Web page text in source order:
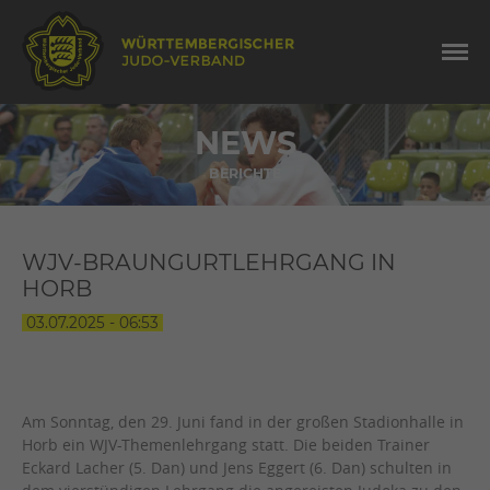
NEWS
BERICHTE
WJV-BRAUNGURTLEHRGANG IN
HORB
03.07.2025 - 06:53
Am Sonntag, den 29. Juni fand in der großen Stadionhalle in
Horb ein WJV-Themenlehrgang statt. Die beiden Trainer
Eckard Lacher (5. Dan) und Jens Eggert (6. Dan) schulten in